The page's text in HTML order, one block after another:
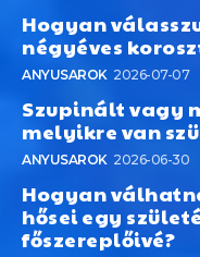
Hogyan
négyéves
ANYUSAROK 2026-07-07
Szupinált vagy
melyikre van
ANYUSAROK 2026-06-30
Hogyan
hősei egy
főszereplőivé?